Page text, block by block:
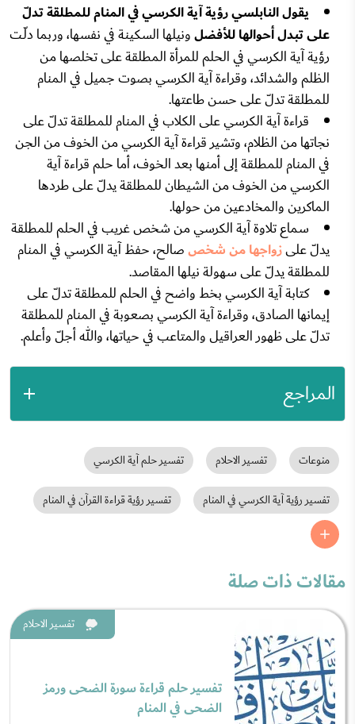
يقول النابلسي رؤية آية الكرسي في المنام للمطلقة تدلّ
على تبدل أحوالها للأفضلونيلها السكينة في نفسها، وربما دلّـت
رؤية آية الكرسي في الحلم للمرأة المطلقة على تخلصها من
الظلم والشدائد، وقراءة آية الكرسي بصوت جميل في المنام
للمطلقة تدلّ على حسن طاعتها.
قراءة آية الكرسي على الكلاب في المنام للمطلقة تدلّ على
نجاتها من الظلام، وتشير قراءة آية الكرسي من الخوف من الجن
في المنام للمطلقة إلى أمنها بعد الخوف، أما حلم قراءة آية
الكرسي من الخوف من الشيطان للمطلقة يدلّ على طردها
الماكرين والمخادعين من حولها.
سماع تلاوة آية الكرسي من شخص غريب في الحلم للمطلقة
يدلّ علىزواجها من شخصصالح، حفظ آية الكرسي في المنام
للمطلقة يدلّ على سهولة نيلها المقاصد.
كتابة آية الكرسي بخط واضح في الحلم للمطلقة تدلّ على
إيمانها الصادق، وقراءة آية الكرسي بصعوبة في المنام للمطلقة
تدلّ على ظهور العراقيل والمتاعب في حياتها، والله أجلّ وأعلم.
المراجع
منوعات تفسير الاحلام تفسير حلم آية الكرسي
تفسير رؤية آية الكرسي في المنام تفسير رؤية قراءة القرآن في المنام
مقالات ذات صلة
تفسير الاحلام
تفسير حلم قراءة سورة الضحى ورمز
الضحى في المنام